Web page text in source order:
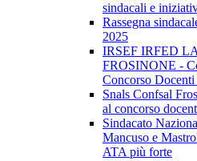
sindacali e
Rassegna
2025
IRSEF IRFED
FROSINONE -
Concorso
Snals Confsal
al concorso
Sindacato
Mancuso e
ATA più forte